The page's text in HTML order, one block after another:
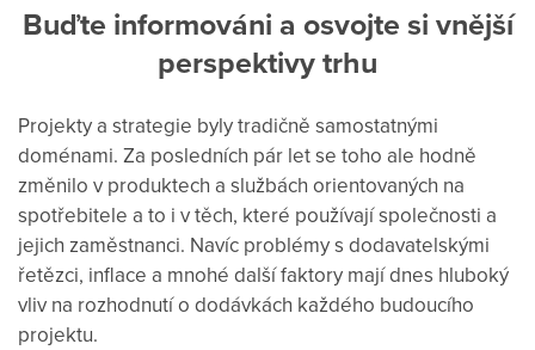
Buďte informováni a osvojte si vnější
perspektivy trhu
Projekty a strategie byly tradičně samostatnými
doménami. Za posledních pár let se toho ale hodně
změnilo v produktech a službách orientovaných na
spotřebitele a to i v těch, které používají společnosti a
jejich zaměstnanci. Navíc problémy s dodavatelskými
řetězci, inflace a mnohé další faktory mají dnes hluboký
vliv na rozhodnutí o dodávkách každého budoucího
projektu.